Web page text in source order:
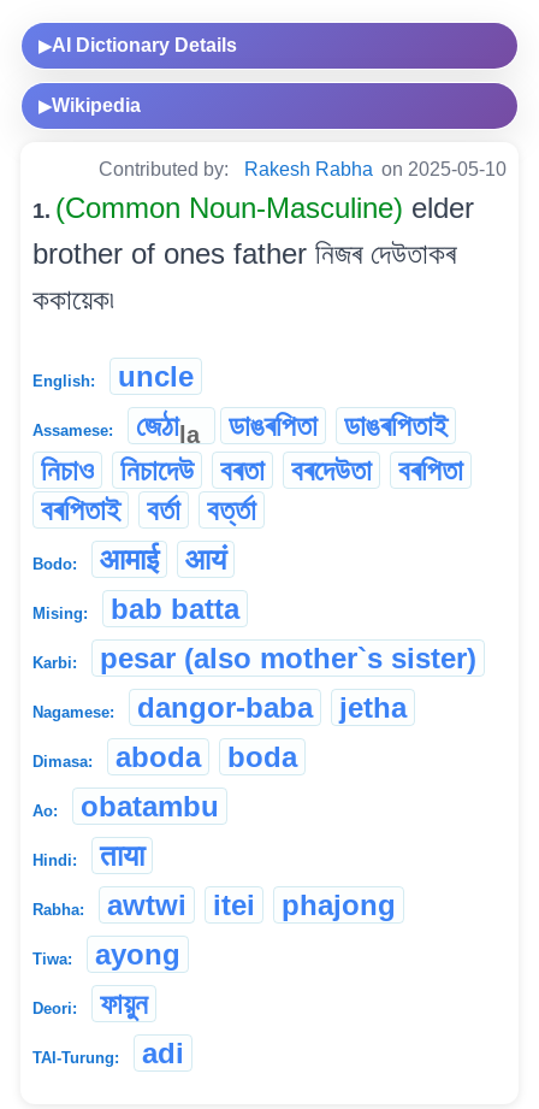
▶AI Dictionary Details
▶Wikipedia
Contributed by: Rakesh Rabha on 2025-05-10
1. (Common Noun-Masculine) elder
brother of ones father নিজৰ দেউতাকৰ
ককায়েক৷
English: uncle
Assamese: জেঠাla ডাঙৰপিতা
ডাঙৰপিতাই
নিচাও
নিচাদেউ বৰতা বৰদেউতা
বৰপিতা
বৰপিতাই
বৰ্তা বৰ্ত্তা
Bodo: आमाई आयं
Mising: bab batta
Karbi: pesar (also mother`s sister)
Nagamese: dangor-baba jetha
Dimasa: aboda boda
Ao: obatambu
Hindi: ताया
Rabha: awtwi itei phajong
Tiwa: ayong
Deori: ফায়ুন
TAI-Turung: adi